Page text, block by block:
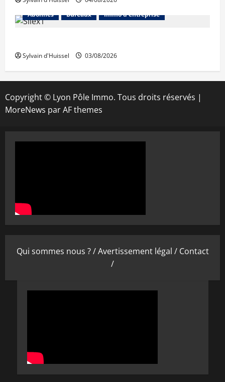
Abonnés
Bureaux Immo d'entreprise
Sylvain d'Huissel 03/08/2026
Copyright © Lyon Pôle Immo. Tous droits réservés |
MoreNews par AF themes
Qui sommes nous ? /Avertissement légal / Contact
/